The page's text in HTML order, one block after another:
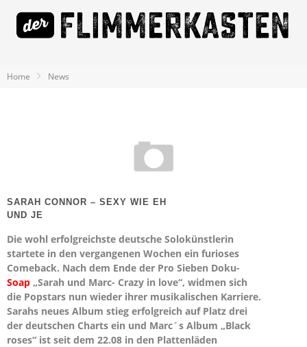
Home News
SARAH CONNOR – SEXY WIE EH
UND JE
Die wohl erfolgreichste deutsche Solokünstlerin
startete in den vergangenen Wochen ein furioses
Comeback. Nach dem Ende der Pro Sieben Doku-
Soap „Sarah und Marc- Crazy in love“, widmen sich
die Popstars nun wieder ihrer musikalischen Karriere.
Sarahs neues Album stieg erfolgreich auf Platz drei
der deutschen Charts ein und Marc´s Album „Black
roses“ ist seit dem 22.08 in den Plattenläden